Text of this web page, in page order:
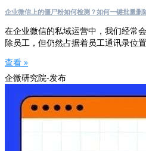
企业微信上的僵尸粉如何检测？如何一键批量删
在企业微信的私域运营中，我们经常
除员工，但仍然占据着员工通讯录位置
查看 »
企微研究院-发布